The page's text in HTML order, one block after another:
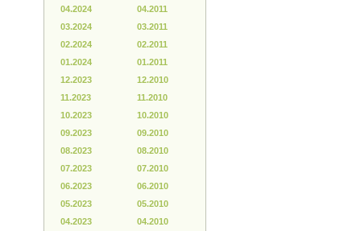
04.2024
03.2024
02.2024
01.2024
12.2023
11.2023
10.2023
09.2023
08.2023
07.2023
06.2023
05.2023
04.2023
04.2011
03.2011
02.2011
01.2011
12.2010
11.2010
10.2010
09.2010
08.2010
07.2010
06.2010
05.2010
04.2010